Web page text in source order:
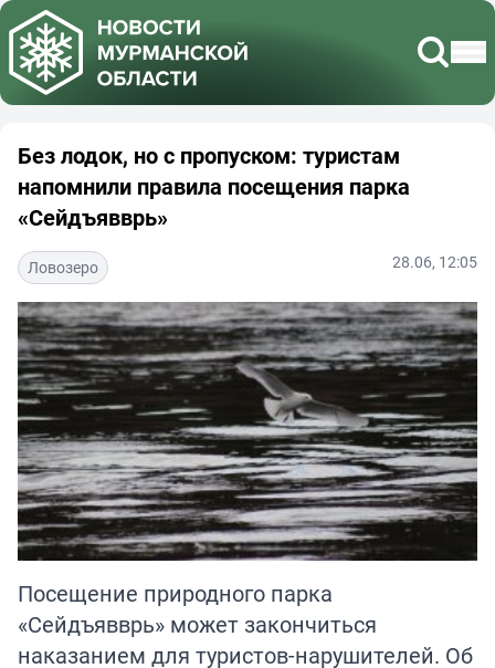
Без лодок, но с пропуском: туристам
напомнили правила посещения парка
«Сейдъявврь»
Ловозеро 28.06, 12:05
Посещение природного парка
«Сейдъявврь» может закончиться
наказанием для туристов-нарушителей. Об